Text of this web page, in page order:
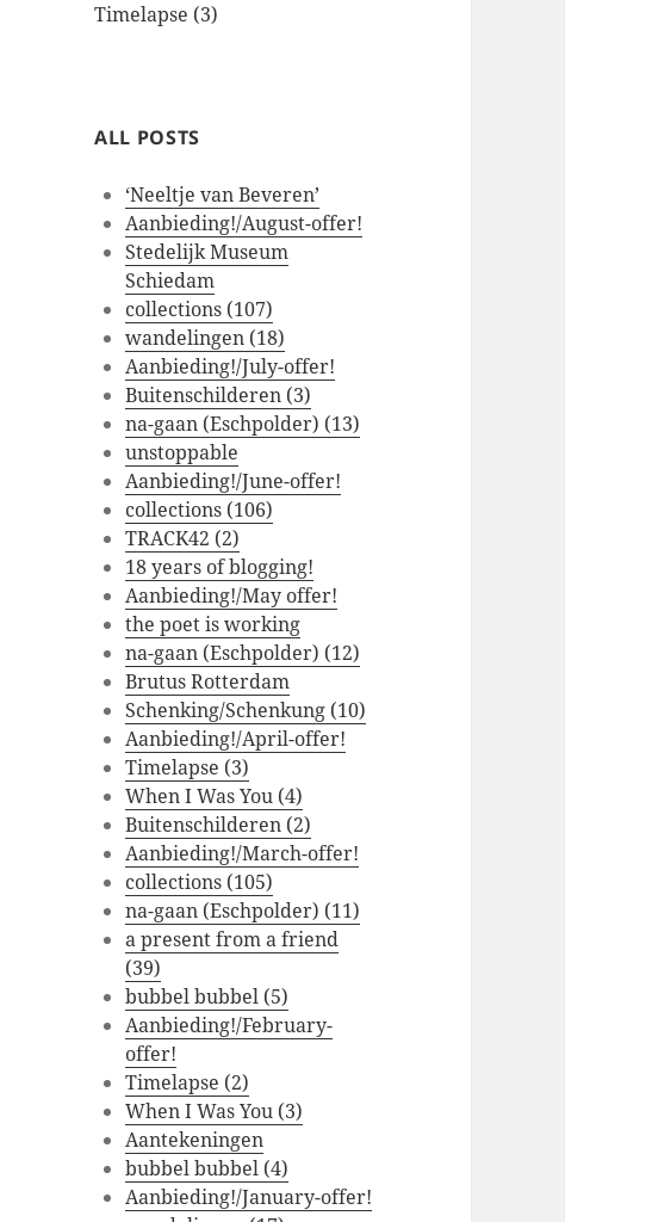
Timelapse (3)
ALL POSTS
‘Neeltje van Beveren’
Aanbieding!/August-offer!
Stedelijk Museum
Schiedam
collections (107)
wandelingen (18)
Aanbieding!/July-offer!
Buitenschilderen (3)
na-gaan (Eschpolder) (13)
unstoppable
Aanbieding!/June-offer!
collections (106)
TRACK42 (2)
18 years of blogging!
Aanbieding!/May offer!
the poet is working
na-gaan (Eschpolder) (12)
Brutus Rotterdam
Schenking/Schenkung (10)
Aanbieding!/April-offer!
Timelapse (3)
When I Was You (4)
Buitenschilderen (2)
Aanbieding!/March-offer!
collections (105)
na-gaan (Eschpolder) (11)
a present from a friend
(39)
bubbel bubbel (5)
Aanbieding!/February-
offer!
Timelapse (2)
When I Was You (3)
Aantekeningen
bubbel bubbel (4)
Aanbieding!/January-offer!